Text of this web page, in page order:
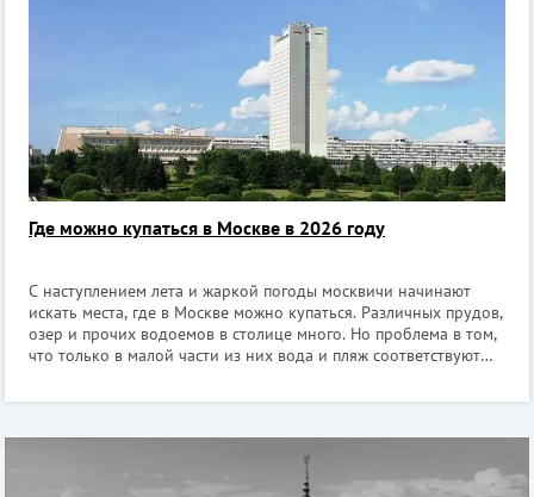
Где можно купаться в Москве в 2026 году
С наступлением лета и жаркой погоды москвичи начинают
искать места, где в Москве можно купаться. Различных прудов,
озер и прочих водоемов в столице много. Но проблема в том,
что только в малой части из них вода и пляж соответствуют
специалисты Р